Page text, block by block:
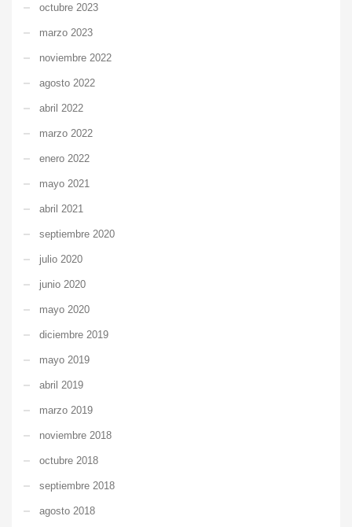
octubre 2023
marzo 2023
noviembre 2022
agosto 2022
abril 2022
marzo 2022
enero 2022
mayo 2021
abril 2021
septiembre 2020
julio 2020
junio 2020
mayo 2020
diciembre 2019
mayo 2019
abril 2019
marzo 2019
noviembre 2018
octubre 2018
septiembre 2018
agosto 2018